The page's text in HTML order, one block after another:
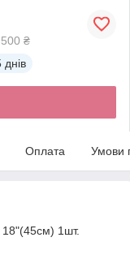
₴
днів
Оплата Умови
18"(45см) 1шт.